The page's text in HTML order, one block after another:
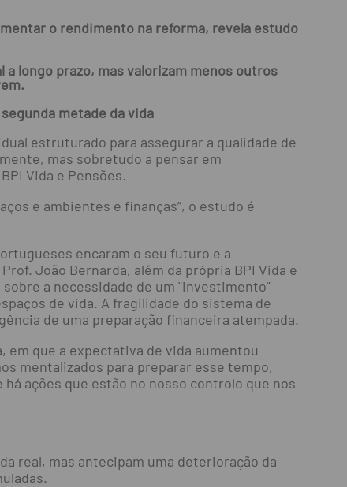
o rendimento na reforma, revela estudo
longo prazo, mas valorizam menos outros
metade da vida
estruturado para assegurar a qualidade de
mas sobretudo a pensar em
Vida e Pensões.
e ambientes e finanças”, o estudo é
encaram o seu futuro e a
João Bernarda, além da própria BPI Vida e
a necessidade de um "investimento"
de vida. A fragilidade do sistema de
de uma preparação financeira atempada.
em que a expectativa de vida aumentou
mentalizados para preparar esse tempo,
ações que estão no nosso controlo que nos
real, mas antecipam uma deterioração da